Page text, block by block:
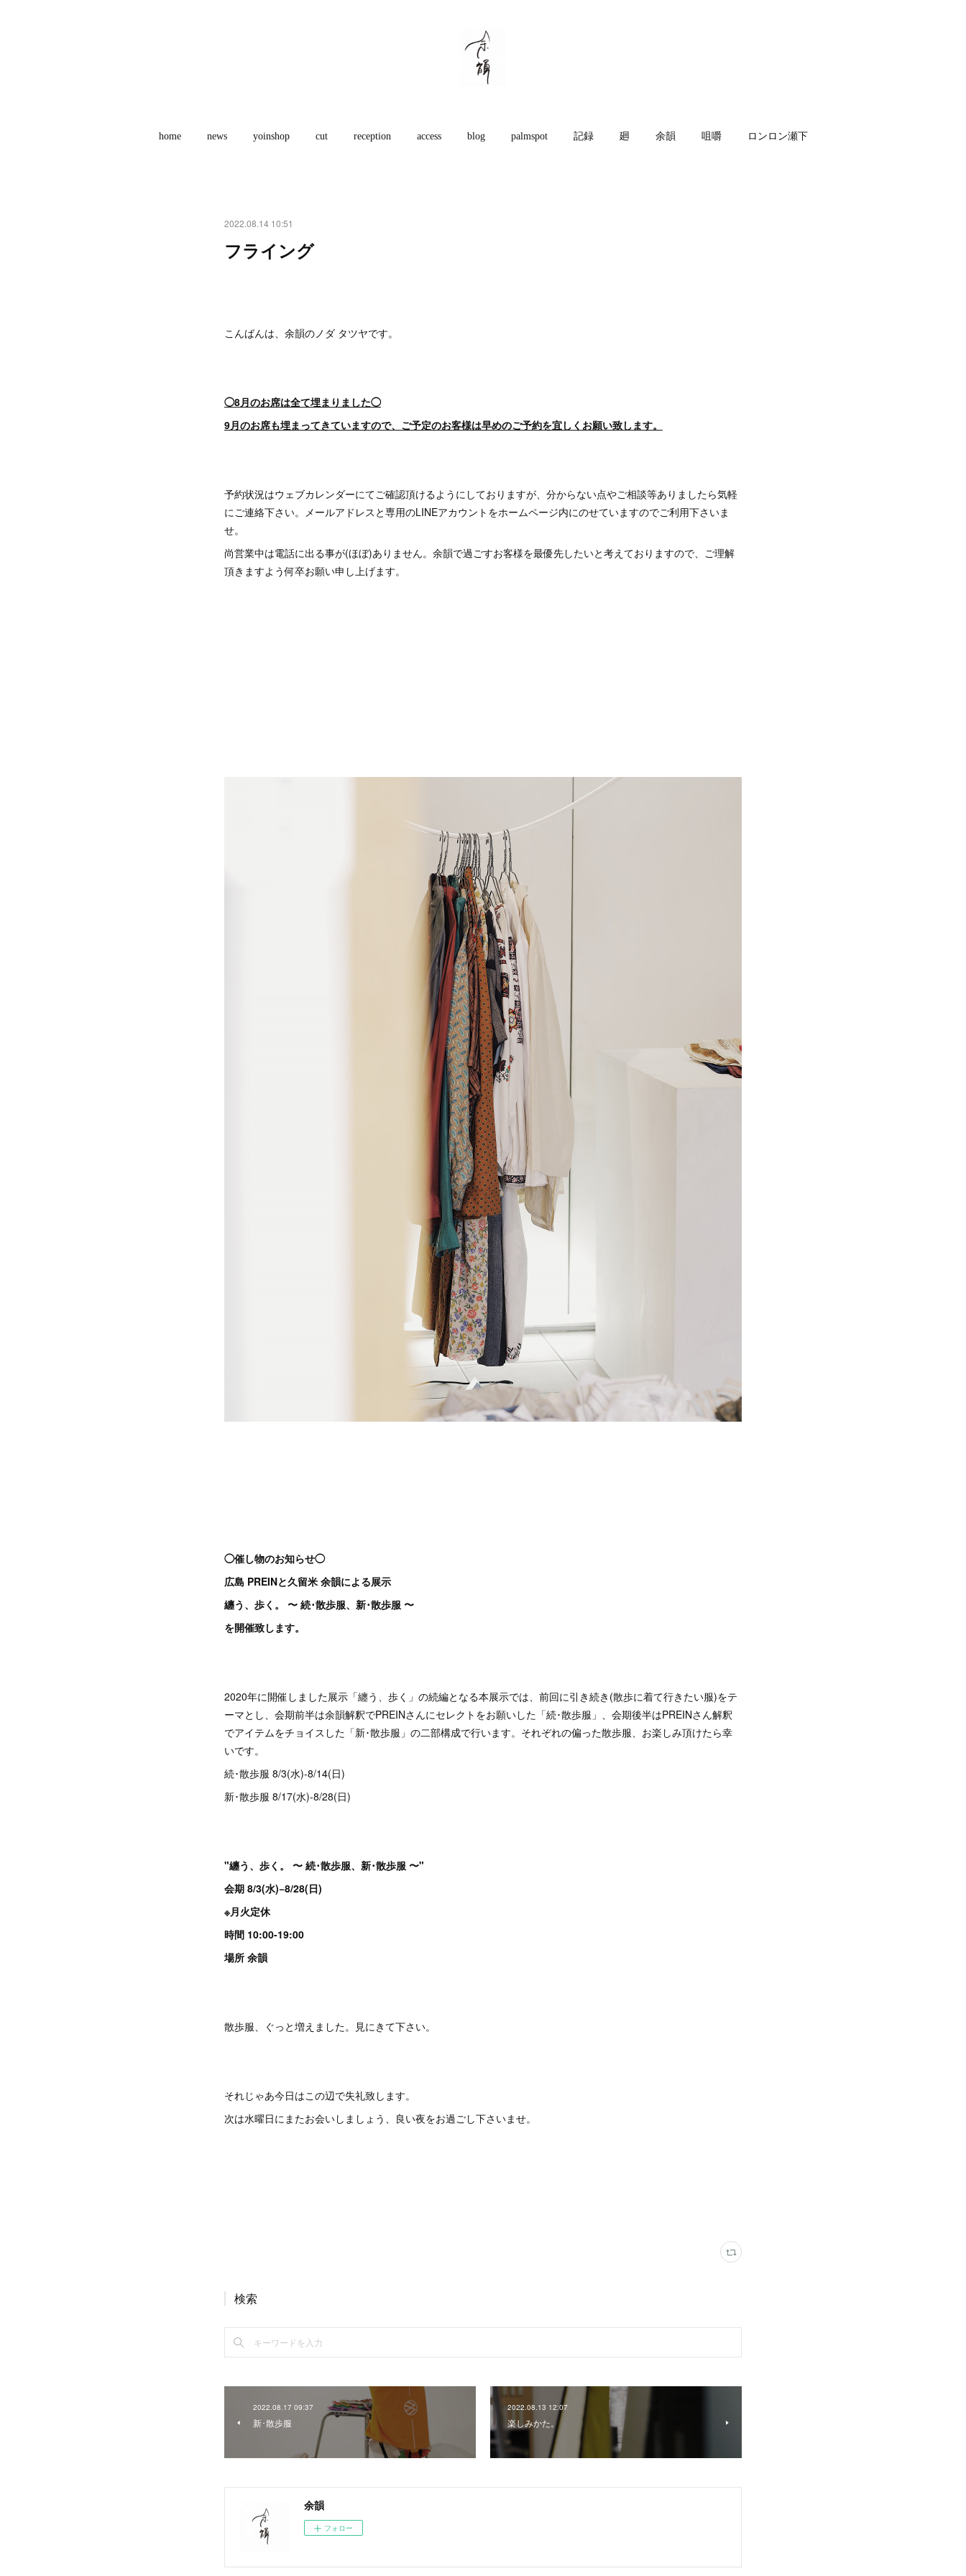
home news yoinshop cut reception access blog palmspot 記録 廻 余韻 咀嚼 ロンロン瀬下
2022.08.14 10:51
フライング
こんばんは、余韻のノダ タツヤです。
◯8月のお席は全て埋まりました◯
9月のお席も埋まってきていますので、ご予定のお客様は早めのご予約を宜しくお願い致します。
予約状況はウェブカレンダーにてご確認頂けるようにしておりますが、分からない点やご相談等ありましたら気軽
にご連絡下さい。メールアドレスと専用のLINEアカウントをホームページ内にのせていますのでご利用下さいま
せ。
尚営業中は電話に出る事が(ほぼ)ありません。余韻で過ごすお客様を最優先したいと考えておりますので、ご理解
頂きますよう何卒お願い申し上げます。
◯催し物のお知らせ◯
広島 PREINと久留米 余韻による展示
纏う、歩く。 〜 続･散歩服、新･散歩服 〜
を開催致します。
2020年に開催しました展示「纏う、歩く」の続編となる本展示では、前回に引き続き(散歩に着て行きたい服)をテ
ーマとし、会期前半は余韻解釈でPREINさんにセレクトをお願いした「続･散歩服」、会期後半はPREINさん解釈
でアイテムをチョイスした「新･散歩服」の二部構成で行います。それぞれの偏った散歩服、お楽しみ頂けたら幸
いです。
続･散歩服 8/3(水)-8/14(日)
新･散歩服 8/17(水)-8/28(日)
"纏う、歩く。 〜 続･散歩服、新･散歩服 〜"
会期 8/3(水)−8/28(日)
※月火定休
時間 10:00-19:00
場所 余韻
散歩服、ぐっと増えました。見にきて下さい。
それじゃあ今日はこの辺で失礼致します。
次は水曜日にまたお会いしましょう、良い夜をお過ごし下さいませ。
検索
2022.08.17 09:37
新･散歩服
2022.08.13 12:07
楽しみかた。
余韻
フォロー